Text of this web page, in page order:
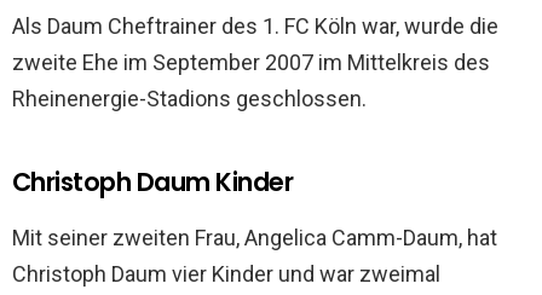
Als Daum Cheftrainer des 1. FC Köln war, wurde die
zweite Ehe im September 2007 im Mittelkreis des
Rheinenergie-Stadions geschlossen.
Christoph Daum Kinder
Mit seiner zweiten Frau, Angelica Camm-Daum, hat
Christoph Daum vier Kinder und war zweimal